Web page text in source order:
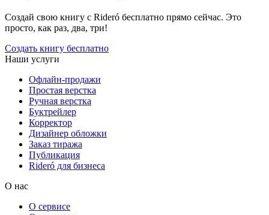
Создай свою книгу с Rideró бесплатно прямо сейчас. Это
просто, как раз, два, три!
Создать книгу бесплатно
Наши услуги
Офлайн-продажи
Простая верстка
Ручная верстка
Буктрейлер
Корректор
Дизайнер обложки
Заказ тиража
Публикация
Rideró для бизнеса
О нас
О сервисе